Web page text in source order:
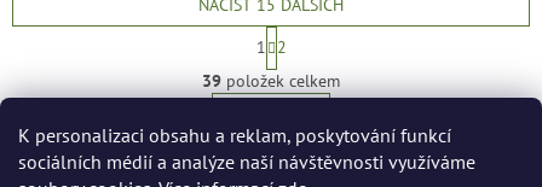
K personalizaci obsahu a reklam, poskytování funkcí
sociálních médií a analýze naší návštěvnosti využíváme
O
v
á
d
S
t
r
á
k
o
v
1
2
39 položek celkem